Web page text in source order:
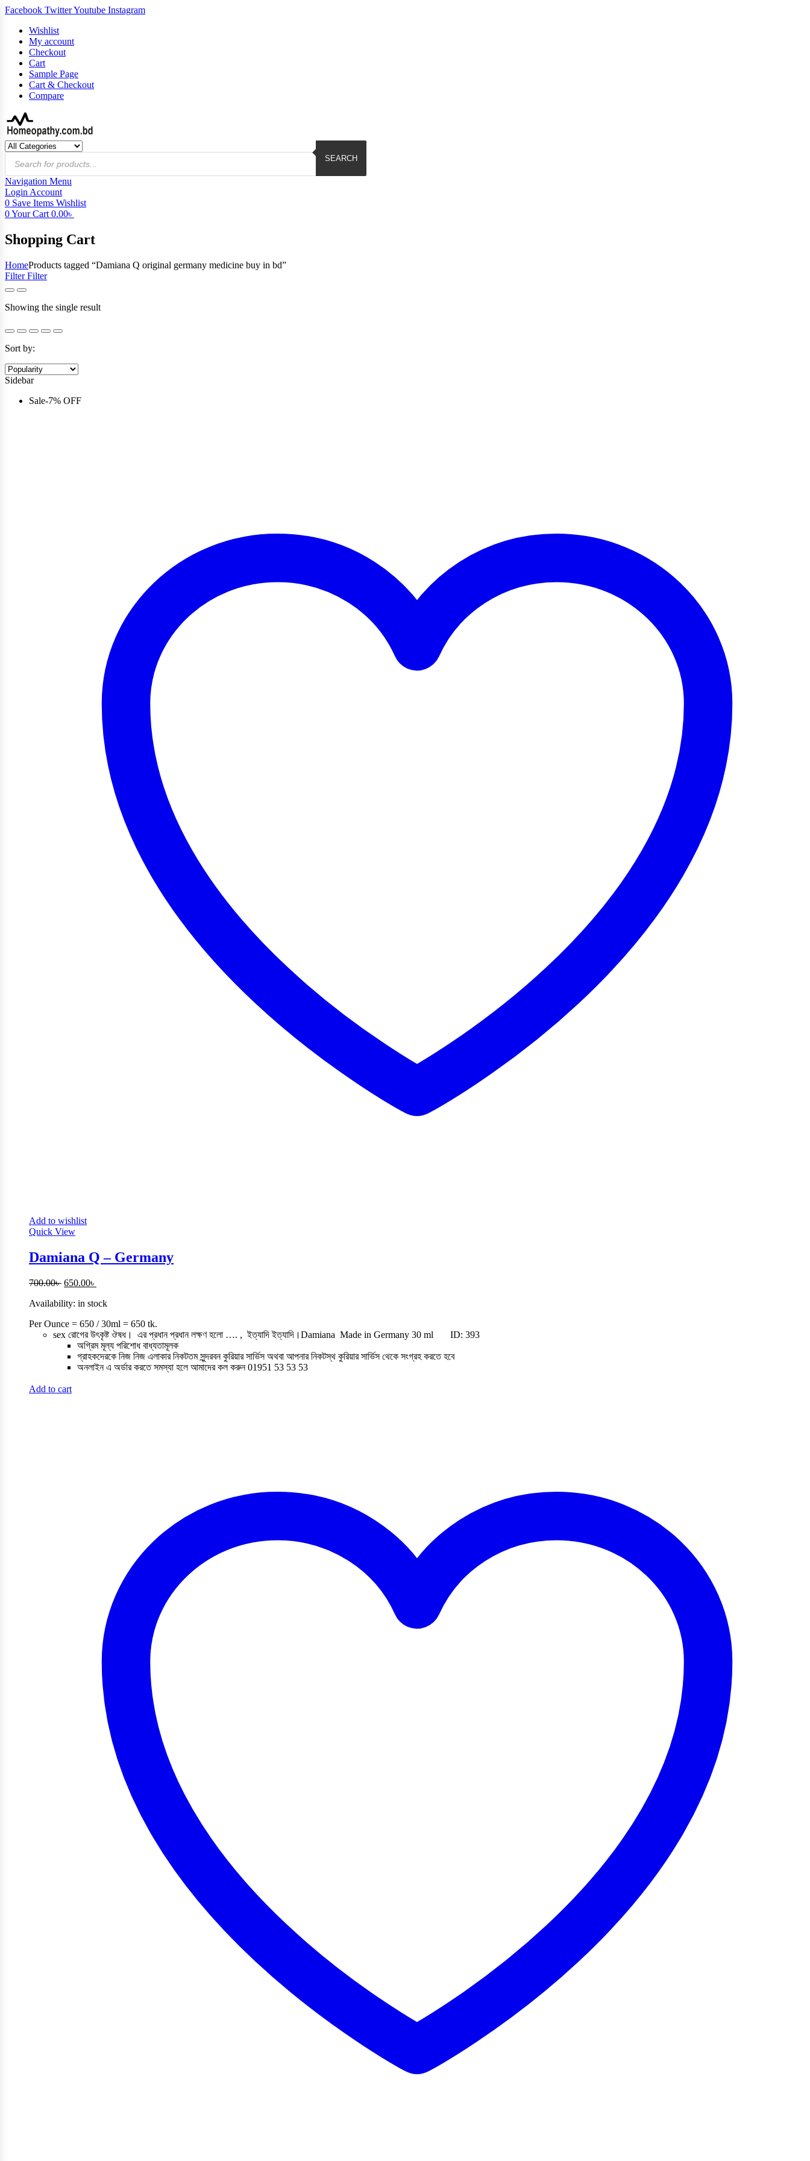
Facebook TwitterYoutube Instagram
Wishlist
My account
Checkout
Cart
Sample Page
Cart & Checkout
Compare
Products
search
SEARCH
Navigation Menu
Login Account
0 Save Items Wishlist
0Your Cart 0.00৳
Shopping Cart
HomeProducts tagged “Damiana Q original germany medicine buy in bd”
FilterFilter
Showing the single result
Sort by:
Sidebar
Sale-7% OFF
Add to wishlist
Quick View
Damiana Q – Germany
700.00৳ Original
was:
650.00৳
is:
Availability: in stock
Per Ounce = 650 / 30ml = 650 tk.
sex রোগের উৎকৃষ্ট ঔষধ। এর প্রধান প্রধান লক্ষণ হলো …. , ইত্যাদি ইত্যাদি।Damiana Made in Germany 30 ml ID: 393
অগ্রিম মূল্য পরিশোধ বাধ্যতামূলক
গ্রাহকদেরকে নিজ নিজ এলাকার নিকটতম সুন্দরবন কুরিয়ার সার্ভিস অথবা আপনার নিকটস্থ কুরিয়ার সার্ভিস থেকে সংগ্রহ করতে হবে
অনলাইন এ অর্ডার করতে সমস্যা হলে আমাদের কল করুন 01951 53 53 53
Add to cart